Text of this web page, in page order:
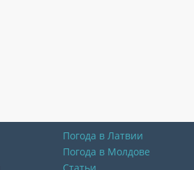
Погода в Латвии
Погода в Молдове